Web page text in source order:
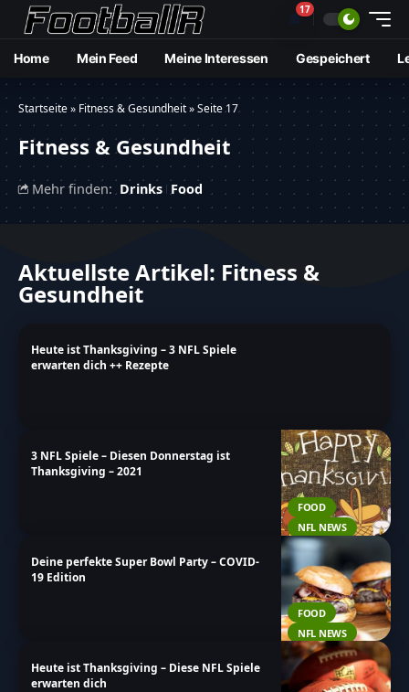
🔔17
Home Mein Feed Meine Interessen Gespeichert
Startseite» Fitness & Gesundheit»Seite 17
Fitness & Gesundheit
Mehr finden: Drinks Food
Aktuellste Artikel: Fitness &
Gesundheit
Heute ist Thanksgiving – 3 NFL Spiele
erwarten dich ++ Rezepte
FOOD
NFL NEWS
3 NFL Spiele – Diesen Donnerstag ist
Thanksgiving – 2021
FOOD
NFL NEWS
Deine perfekte Super Bowl Party – COVID-
19 Edition
Heute ist Thanksgiving – Diese NFL Spiele
erwarten dich